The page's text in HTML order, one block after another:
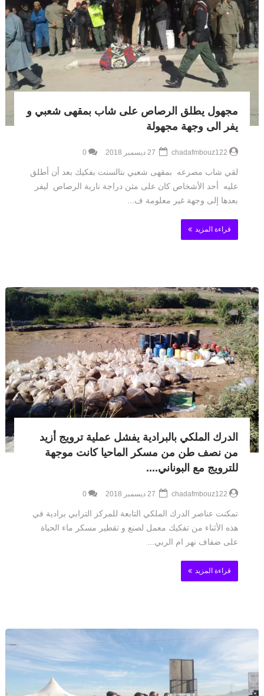
مجهول يطلق الرصاص على شاب بمقهى شعبي و
يفر الى وجهة مجهولة
chadafmbouz122
0
لقي شاب مصرعه بمقهى شعبي بتالسنت بفكيك بعد أن أطلق
عليه أحد الأشخاص كان على مثن دراجة نارية الرصاص ليفر
بعدها إلى وجهة غير معلومة ف...
قراءة المزيد
الدرك الملكي بالبرادية يفشل عملية ترويج أزيد
من نصف طن من مسكر الماحيا كانت موجهة
للترويج مع البوناني....
chadafmbouz122
0
تمكنت عناصر الدرك الملكي التابعة للمركز الترابي برادية في
هذه الأثناء من تفكيك معمل لصنع و تقطير مسكر ماء الحياة
على ضفاف نهر ام الربي...
قراءة المزيد